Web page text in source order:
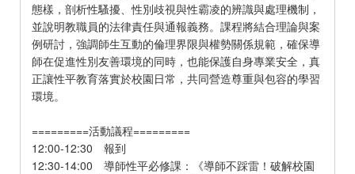
態樣，剖析性騷擾、性別歧視與性霸凌的辨識與處理機制，
並說明教職員的法律責任與通報義務。課程將結合理論與案
例研討，強調師生互動的倫理界限與權勢關係規範，確保導
師在促進性別友善環境的同時，也能保護自身專業安全，真
正讓性平教育落實於校園日常，共同營造尊重與包容的學習
環境。
=========活動議程=========
12:00-12:30 報到
12:30-14:00 導師性平必修課：《導師不踩雷！破解校園